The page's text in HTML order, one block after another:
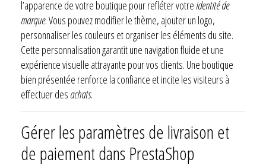
l’apparence de votre boutique pour refléter votreidentité de
marque. Vous pouvez modifier le thème, ajouter un logo,
personnaliser les couleurs et organiser les éléments du site.
Cette personnalisation garantit une navigation fluide et une
expérience visuelle attrayante pour vos clients. Une boutique
bien présentée renforce la confiance et incite les visiteurs à
effectuer des achats.
Gérer les paramètres de livraison et
de paiement dans PrestaShop